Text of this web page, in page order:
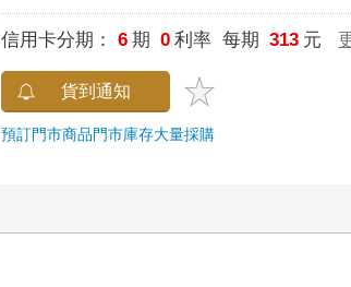
信用卡分期： 6 期 0 利率 每期 313 元
貨到通知
預訂門市商品門市庫存大量採購